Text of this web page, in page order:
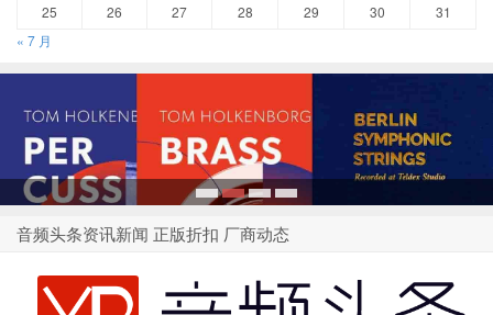
25
26 27 28 29 30
31
« 7 月
音频头条资讯新闻 正版折扣 厂商动态